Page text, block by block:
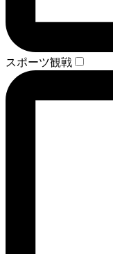
スポーツ観戦